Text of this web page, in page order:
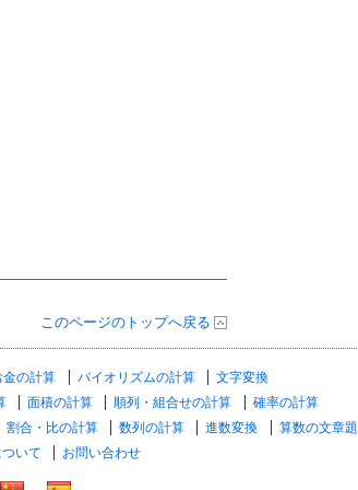
このページのトップへ戻る
金の計算 バイオリズムの計算
文字変換
面積の計算 順列・組合せの計算
確率の計算
割合・比の計算 数列の計算 進数変換
算数の文章題
いて お問い合わせ